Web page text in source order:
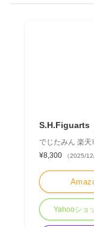
S.H.Figuarts
でじたみん 楽天
¥8,300
（2025/
Yahooショ